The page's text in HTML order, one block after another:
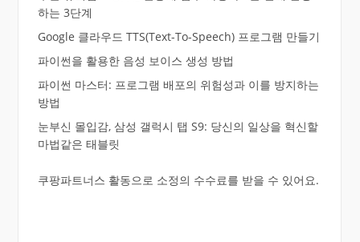
하는 3단계
Google 클라우드 TTS(Text-To-Speech) 프로그램 만들기
파이썬을 활용한 음성 보이스 생성 방법
파이썬 마스터: 프로그램 배포의 위험성과 이를 방지하는
방법
눈부신 몰입감, 삼성 갤럭시 탭 S9: 당신의 일상을 혁신할
마법같은 태블릿
쿠팡파트너스 활동으로 소정의 수수료를 받을 수 있어요.